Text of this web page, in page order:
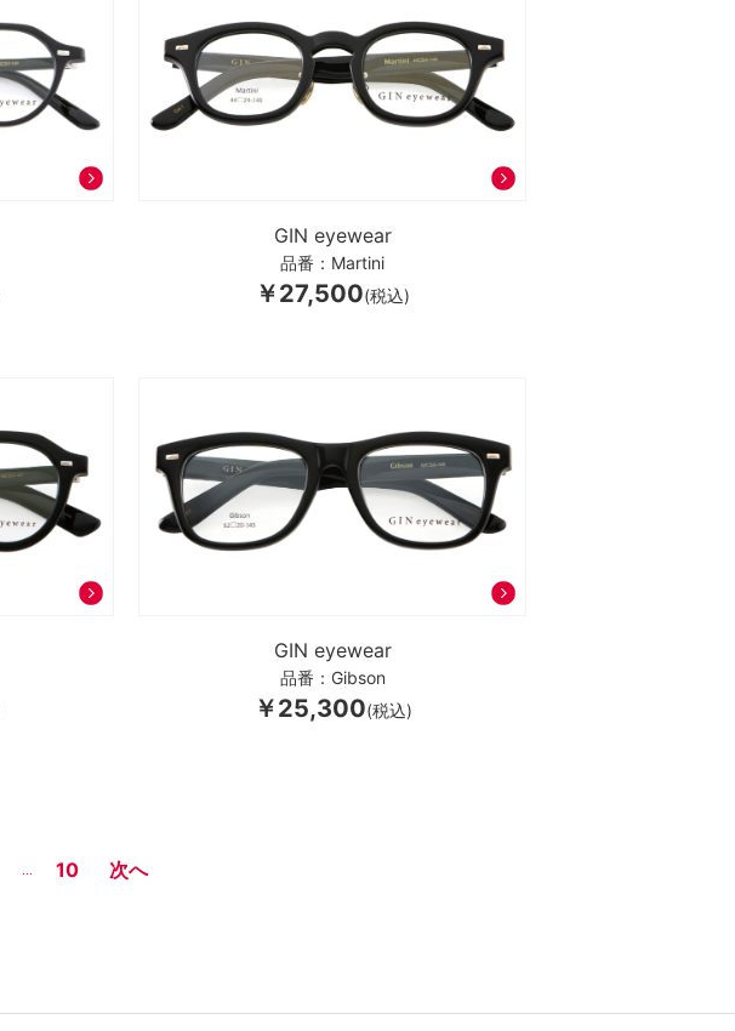
GIN eyewear
品番：Martini
￥27,500(税込)
GIN eyewear
品番：Gibson
￥25,300(税込)
... 次へ
10